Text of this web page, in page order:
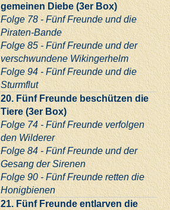
gemeinen Diebe (3er Box)
Folge 78 - Fünf Freunde und die
Piraten-Bande
Folge 85 - Fünf Freunde und der
verschwundene Wikingerhelm
Folge 94 - Fünf Freunde und die
Sturmflut
20. Fünf Freunde beschützen die
Tiere (3er Box)
Folge 74 - Fünf Freunde verfolgen
den Wilderer
Folge 84 - Fünf Freunde und der
Gesang der Sirenen
Folge 90 - Fünf Freunde retten die
Honigbienen
21. Fünf Freunde entlarven die